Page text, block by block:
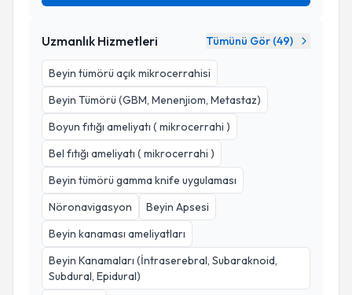
Uzmanlık Hizmetleri Tümünü Gör (49)
Beyin tümörü açık mikrocerrahisi
Beyin Tümörü (GBM, Menenjiom, Metastaz)
Boyun fıtığı ameliyatı ( mikrocerrahi )
Bel fıtığı ameliyatı ( mikrocerrahi )
Beyin tümörü gamma knife uygulaması
Nöronavigasyon
Beyin Apsesi
Beyin kanaması ameliyatları
Beyin Kanamaları (İntraserebral, Subaraknoid,
Subdural, Epidural)